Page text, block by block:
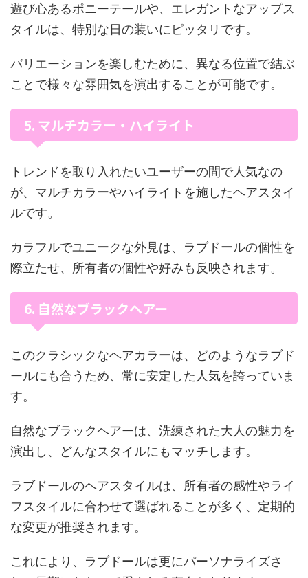
遊び心あるポニーテールや、エレガントなアップス
タイルは、特別な日の装いにピッタリです。
バリエーションを楽しむために、異なる位置で結ぶ
ことで様々な雰囲気を演出することが可能です。
5. マルチカラー・ハイライト
トレンドを取り入れたいユーザーの間で人気なの
が、マルチカラーやハイライトを施したヘアスタイ
ルです。
カラフルでユニークな外見は、ラブドールの個性を
際立たせ、所有者の個性や好みも反映されます。
6. 自然なブラックヘアー
このクラシックなヘアカラーは、どのようなラブド
ールにも合うため、常に安定した人気を誇っていま
す。
自然なブラックヘアーは、洗練された大人の魅力を
演出し、どんなスタイルにもマッチします。
ラブドールのヘアスタイルは、所有者の感性やライ
フスタイルに合わせて選ばれることが多く、定期的
な変更が推奨されます。
これにより、ラブドールは更にパーソナライズさ